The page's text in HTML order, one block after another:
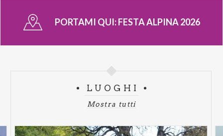
PORTAMI QUI:FESTA ALPINA 2026
LUOGHI
Mostra tutti